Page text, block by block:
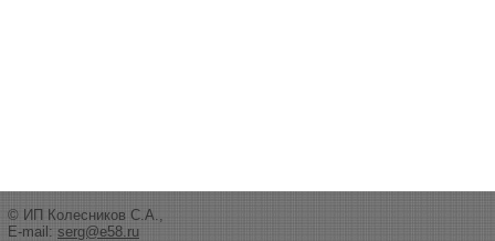
© ИП Колесников С.А.,
E-mail: serg@e58.ru